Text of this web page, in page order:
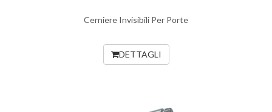
Cerniere Invisibili Per Porte
DETTAGLI